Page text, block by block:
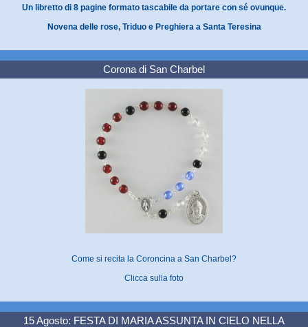
Un libretto di 8 pagine formato tascabile da portare con sé ovunque.
Novena delle rose, Triduo e Preghiera a Santa Teresina
Corona di San Charbel
Come si recita la Coroncina a San Charbel?
Clicca sulla foto
15 Agosto: FESTA DI MARIA ASSUNTA IN CIELO NELLA